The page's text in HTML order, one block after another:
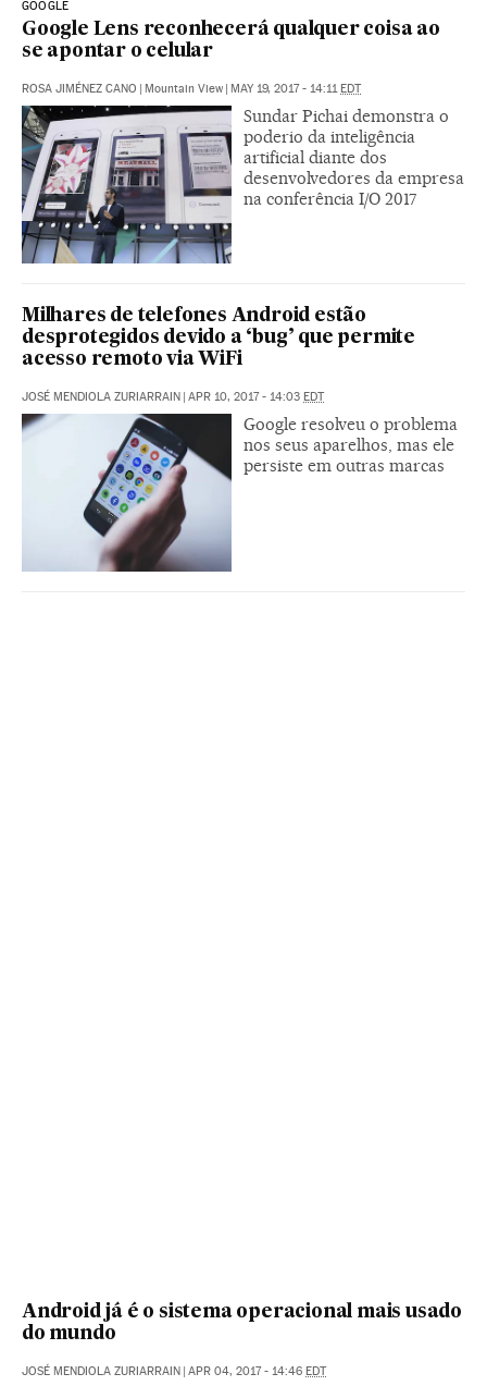
GOOGLE
Google Lens reconhecerá qualquer coisa ao
se apontar o celular
ROSA JIMÉNEZ CANO | Mountain View | MAY 19, 2017 - 14:11EDT
Sundar Pichai demonstra o
poderio da inteligência
artificial diante dos
desenvolvedores da empresa
na conferência I/O 2017
Milhares de telefones Android estão
desprotegidos devido a ‘bug’ que permite
acesso remoto via WiFi
JOSÉ MENDIOLA ZURIARRAIN | APR 10, 2017 - 14:03 EDT
Google resolveu o problema
nos seus aparelhos, mas ele
persiste em outras marcas
Android já é o sistema operacional mais usado
do mundo
JOSÉ MENDIOLA ZURIARRAIN | APR 04, 2017 - 14:46 EDT